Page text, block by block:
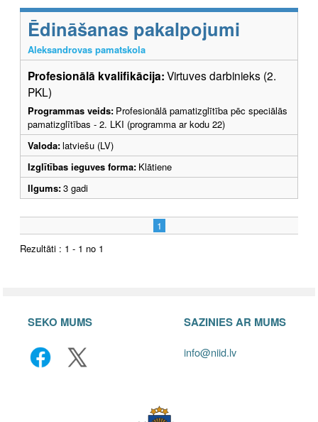
Ēdināšanas pakalpojumi
Aleksandrovas pamatskola
Profesionālā kvalifikācija:Virtuves darbinieks (2.
PKL)
Programmas veids: Profesionālā pamatizglītība pēc speciālās
pamatizglītības - 2. LKI (programma ar kodu 22)
Valoda:latviešu (LV)
Izglītības ieguves forma: Klātiene
Ilgums:3 gadi
1
Rezultāti : 1 - 1 no 1
SEKO MUMS SAZINIES AR MUMS
info@niid.lv